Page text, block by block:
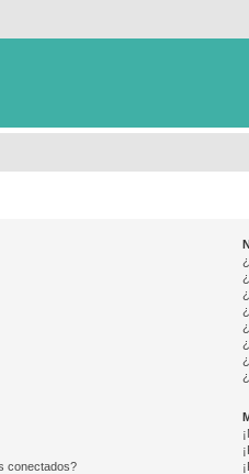
conectados?